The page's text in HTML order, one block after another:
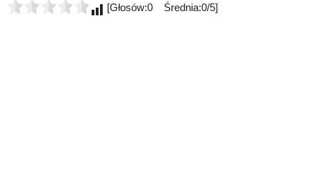
[Głosów:0 Średnia:0/5]